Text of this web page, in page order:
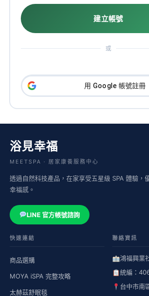
建立帳號
用 Google 帳號註冊
浴見幸福
MEETSPA · 居家康養服務中心
透過自然科技產品，在家享受五星級 SPA 體驗，
幸福感。
LINE 官方帳號諮詢
快速連結
商品選購
MOYA iSPA 完整攻略
太赫茲舒眠毯
聯絡資訊
鴻福興業
統編：
台中市南